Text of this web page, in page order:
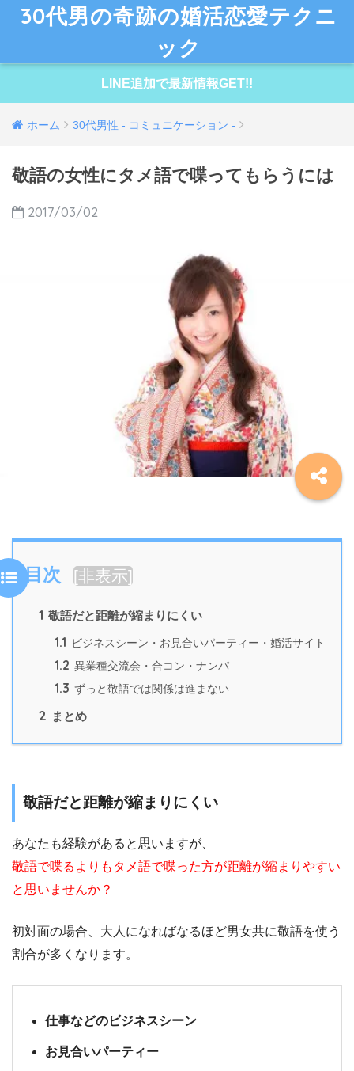
30代男の奇跡の婚活恋愛テクニ
ック
LINE追加で最新情報GET!!
ホーム 30代男性 - コミュニケーション -
敬語の女性にタメ語で喋ってもらうには
2017/03/02
目次 [非表示]
1 敬語だと距離が縮まりにくい
1.1 ビジネスシーン・お見合いパーティー・婚活サイト
1.2 異業種交流会・合コン・ナンパ
1.3 ずっと敬語では関係は進まない
2 まとめ
敬語だと距離が縮まりにくい
あなたも経験があると思いますが、
敬語で喋るよりもタメ語で喋った方が距離が縮まりやすい
と思いませんか？
初対面の場合、大人になればなるほど男女共に敬語を使う
割合が多くなります。
仕事などのビジネスシーン
お見合いパーティー